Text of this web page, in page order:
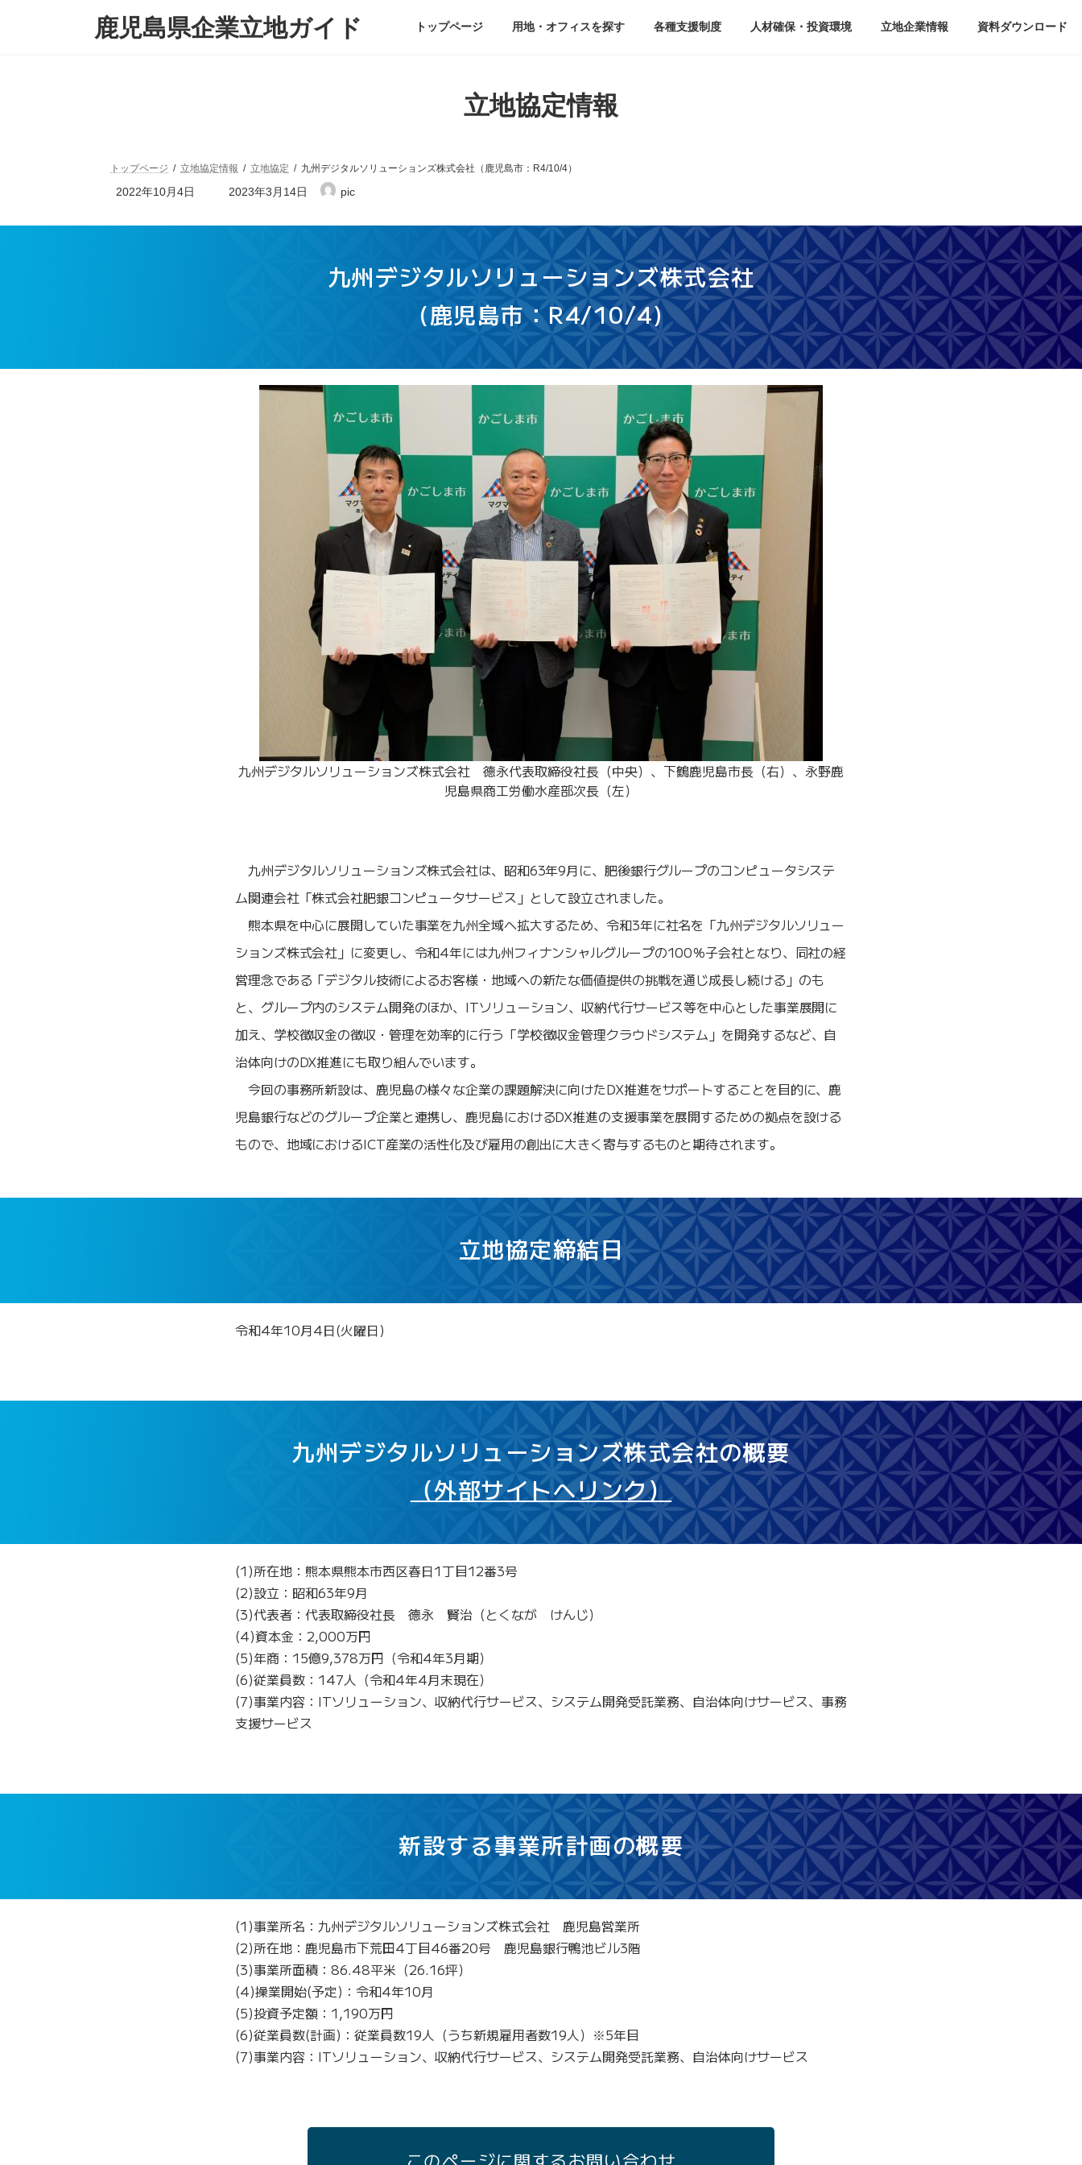
鹿児島県企業立地ガイド トップページ 用地・オフィスを探す 各種支援制度 人材確保・投資環境 立地企業情報 資料ダウンロード
立地協定情報
トップページ 立地協定情報 立地協定 九州デジタルソリューションズ株式会社（鹿児島市：R4/10/4）
2022年10月4日 2023年3月14日 pic
九州デジタルソリューションズ株式会社
(鹿児島市：R4/10/4)
九州デジタルソリューションズ株式会社 德永代表取締役社長（中央）、下鶴鹿児島市長（右）、永野鹿
児島県商工労働水産部次長（左）
九州デジタルソリューションズ株式会社は、昭和63年9月に、肥後銀行グループのコンピュータシステ
ム関連会社「株式会社肥銀コンピュータサービス」として設立されました。
熊本県を中心に展開していた事業を九州全域へ拡大するため、令和3年に社名を「九州デジタルソリュー
ションズ株式会社」に変更し、令和4年には九州フィナンシャルグループの100％子会社となり、同社の経
営理念である「デジタル技術によるお客様・地域への新たな価値提供の挑戦を通じ成長し続ける」のも
と、グループ内のシステム開発のほか、ITソリューション、収納代行サービス等を中心とした事業展開に
加え、学校徴収金の徴収・管理を効率的に行う「学校徴収金管理クラウドシステム」を開発するなど、自
治体向けのDX推進にも取り組んでいます。
今回の事務所新設は、鹿児島の様々な企業の課題解決に向けたDX推進をサポートすることを目的に、鹿
児島銀行などのグループ企業と連携し、鹿児島におけるDX推進の支援事業を展開するための拠点を設ける
もので、地域におけるICT産業の活性化及び雇用の創出に大きく寄与するものと期待されます。
立地協定締結日
令和4年10月4日(火曜日)
九州デジタルソリューションズ株式会社の概要
（外部サイトへリンク）
(1)所在地：熊本県熊本市西区春日1丁目12番3号
(2)設立：昭和63年9月
(3)代表者：代表取締役社長 德永 賢治（とくなが けんじ）
(4)資本金：2,000万円
(5)年商：15億9,378万円（令和4年3月期）
(6)従業員数：147人（令和4年4月末現在）
(7)事業内容：ITソリューション、収納代行サービス、システム開発受託業務、自治体向けサービス、事務
支援サービス
新設する事業所計画の概要
(1)事業所名：九州デジタルソリューションズ株式会社 鹿児島営業所
(2)所在地：鹿児島市下荒田4丁目46番20号 鹿児島銀行鴨池ビル3階
(3)事業所面積：86.48平米（26.16坪）
(4)操業開始(予定)：令和4年10月
(5)投資予定額：1,190万円
(6)従業員数(計画)：従業員数19人（うち新規雇用者数19人）※5年目
(7)事業内容：ITソリューション、収納代行サービス、システム開発受託業務、自治体向けサービス